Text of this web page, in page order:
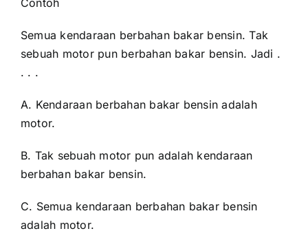
Contoh
Semua kendaraan berbahan bakar bensin. Tak
sebuah motor pun berbahan bakar bensin. Jadi .
. . .
A. Kendaraan berbahan bakar bensin adalah
motor.
B. Tak sebuah motor pun adalah kendaraan
berbahan bakar bensin.
C. Semua kendaraan berbahan bakar bensin
adalah motor.